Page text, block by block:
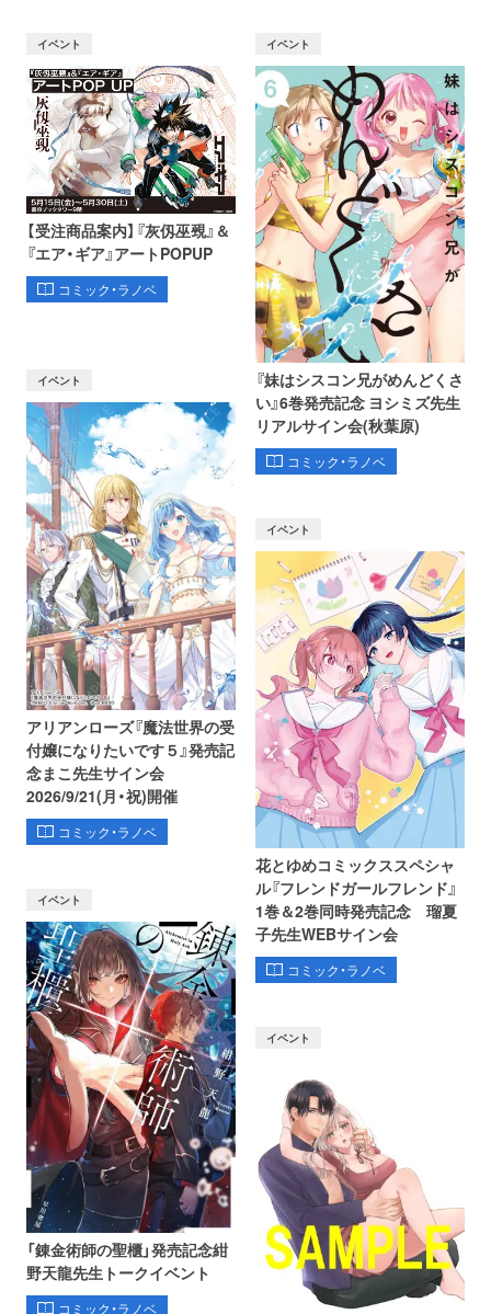
イベント
【受注商品案内】『灰仭巫覡』＆
『エア・ギア』アートPOPUP
コミック・ラノベ
イベント
『妹はシスコン兄がめんどくさ
い』6巻発売記念 ヨシミズ先生
リアルサイン会(秋葉原)
コミック・ラノベ
イベント
アリアンローズ『魔法世界の受
付嬢になりたいです５』発売記
念まこ先生サイン会
2026/9/21(月・祝)開催
コミック・ラノベ
イベント
花とゆめコミックススペシャ
ル『フレンドガールフレンド』
1巻＆2巻同時発売記念 瑠夏
子先生WEBサイン会
コミック・ラノベ
イベント
「錬金術師の聖櫃」発売記念紺
野天龍先生トークイベント
コミック・ラノベ
イベント